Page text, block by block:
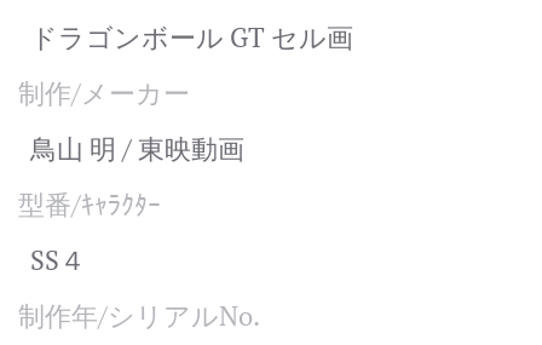
ドラゴンボール GT セル画
制作/メーカー
鳥山 明 / 東映動画
型番/ｷｬﾗｸﾀｰ
SS４
制作年/シリアルNo.